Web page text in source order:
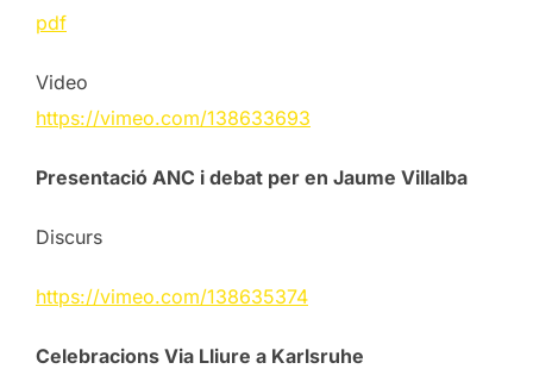
pdf
Video
https://vimeo.com/138633693
Presentació ANC i debat per en Jaume Villalba
Discurs
https://vimeo.com/138635374
Celebracions Via Lliure a Karlsruhe